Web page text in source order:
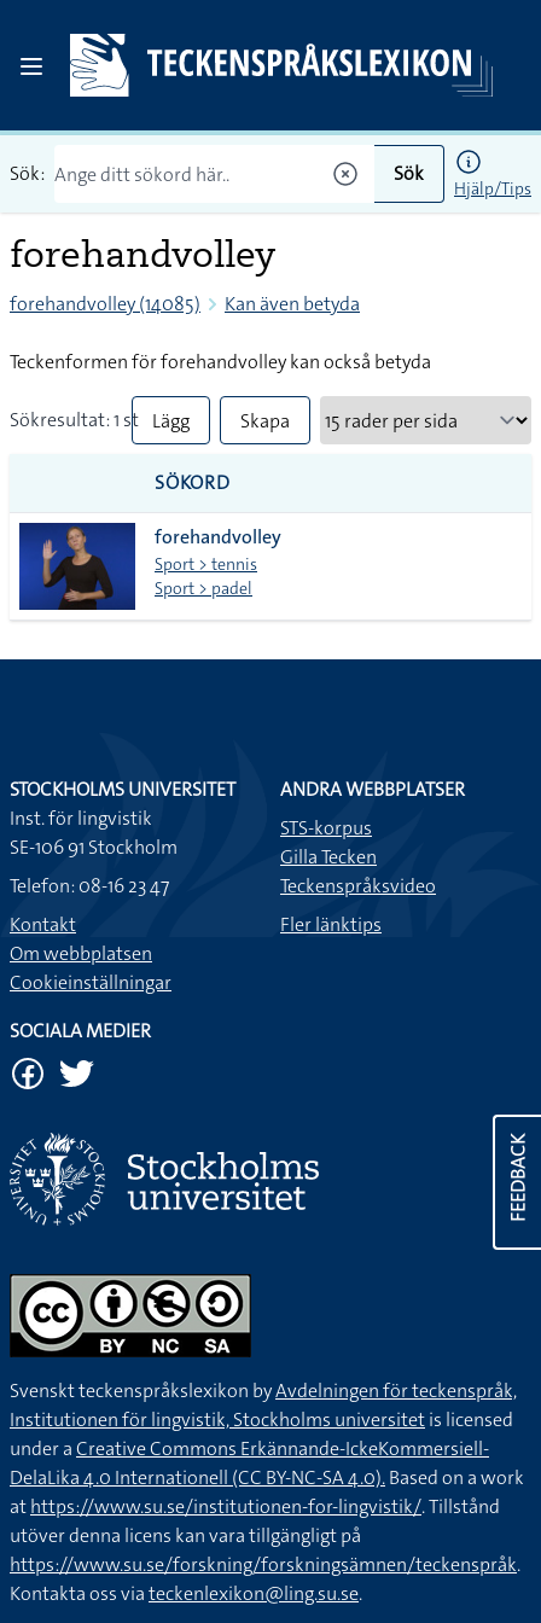
Sök: Sök
Hjälp/Tips
forehandvolley
forehandvolley (14085) Kan även betyda
Teckenformen för forehandvolley kan också betyda
Sökresultat: 1 st Lägg
till
alla i
lista
Skapa
SÖKORD
forehandvolley
Sport > tennis
Sport > padel
FEEDBACK
STOCKHOLMS UNIVERSITET
Inst. för lingvistik
SE-106 91 Stockholm
Telefon: 08-16 23 47
Kontakt
Om webbplatsen
Cookieinställningar
ANDRA WEBBPLATSER
STS-korpus
Gilla Tecken
Teckenspråksvideo
Fler länktips
SOCIALA MEDIER
Svenskt teckenspråkslexikon byAvdelningen för teckenspråk,
Institutionen för lingvistik, Stockholms universitetis licensed
under aCreative Commons Erkännande-IckeKommersiell-
DelaLika 4.0 Internationell (CC BY-NC-SA 4.0).Based on a work
athttps://www.su.se/institutionen-for-lingvistik/. Tillstånd
utöver denna licens kan vara tillgängligt på
https://www.su.se/forskning/forskningsämnen/teckenspråk.
Kontakta oss viateckenlexikon@ling.su.se.